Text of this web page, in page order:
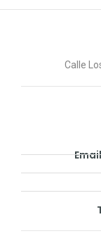
Calle